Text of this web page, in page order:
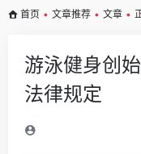
首页 • 文章推荐 • 文章 •
游泳健身创
法律规定